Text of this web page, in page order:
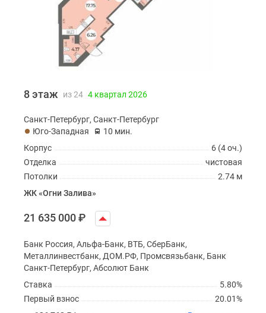
8 этаж из 24 4 квартал 2026
Санкт-Петербург, Санкт-Петербург
Юго-Западная
10 мин.
6 (4 оч.)
Корпус
чистовая
Отделка
2.74 м
Потолки
ЖК «Огни Залива»
21 635 000₽
Банк Россия, Альфа-Банк, ВТБ, СберБанк,
Металлинвестбанк, ДОМ.РФ, Промсвязьбанк, Банк
Санкт-Петербург, Абсолют Банк
5.80%
Ставка
20.01%
Первый взнос